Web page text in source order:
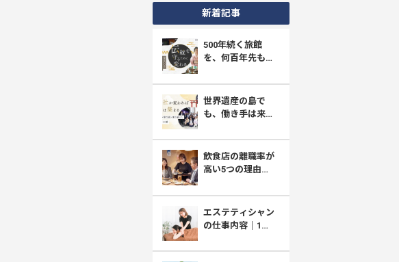
新着記事
500年続く旅館
を、何百年先も守
らが挑む「採用と
育成」の新しい形
世界遺産の島で
も、働き手は来な
菊乃家が選んだ、
採用との向き合い
方
飲食店の離職率が
高い5つの理由｜
る原因と職場選び
エステティシャン
の仕事内容｜1日
面・給料まで解説